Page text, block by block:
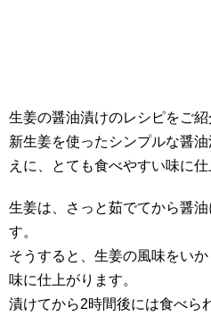
生姜の醤油漬けのレシピをご紹
新生姜を使ったシンプルな醤
えに、とても食べやすい味に仕
生姜は、さっと茹でてから醤
す。
そうすると、生姜の風味をい
味に仕上がります。
漬けてから2時間後には食べら